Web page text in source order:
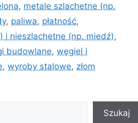
, metale szlachetne (np.
, paliwa, płatność,
i nieszlachetne (np. miedź),
budowlane, węgiel i
, wyroby stalowe, złom
Szukaj